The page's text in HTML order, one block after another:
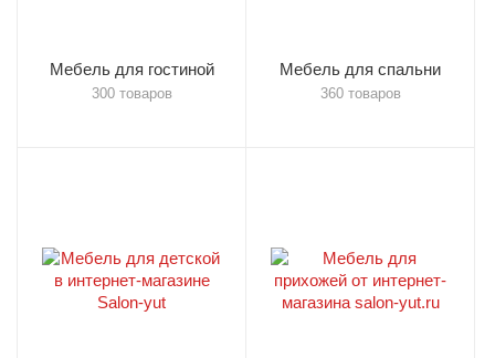
Мебель для гостиной
300 товаров
Мебель для спальни
360 товаров